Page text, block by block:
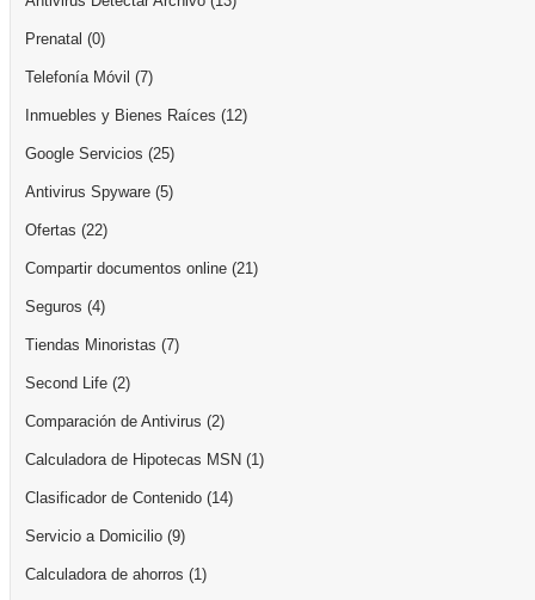
Prenatal (0)
Telefonía Móvil (7)
Inmuebles y Bienes Raíces (12)
Google Servicios (25)
Antivirus Spyware (5)
Ofertas (22)
Compartir documentos online (21)
Seguros (4)
Tiendas Minoristas (7)
Second Life (2)
Comparación de Antivirus (2)
Calculadora de Hipotecas MSN (1)
Clasificador de Contenido (14)
Servicio a Domicilio (9)
Calculadora de ahorros (1)